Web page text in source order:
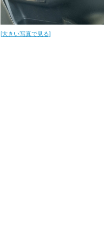
[大きい写真で見る]